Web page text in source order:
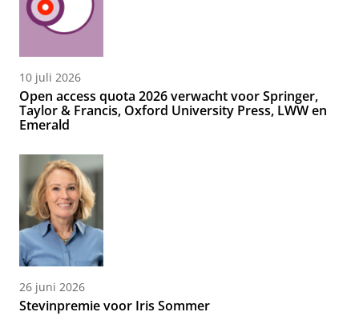
10 juli 2026
Open access quota 2026 verwacht voor Springer,
Taylor & Francis, Oxford University Press, LWW en
Emerald
26 juni 2026
Stevinpremie voor Iris Sommer